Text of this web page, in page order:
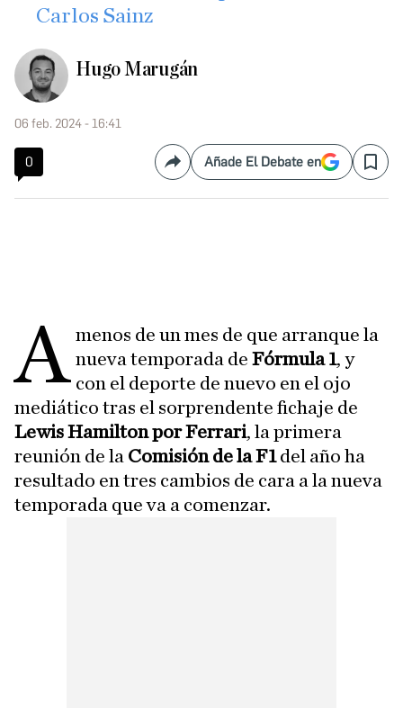
Carlos Sainz
Hugo Marugán
06 feb. 2024 - 16:41
0 CompartirAñade El Debate en Save
A menos de un mes de que arranque la
nueva temporada deFórmula 1, y
con el deporte de nuevo en el ojo
mediático tras el sorprendente fichaje de
Lewis Hamilton por Ferrari, la primera
reunión de la Comisión de la F1del año ha
resultado en tres cambios de cara a la nueva
temporada que va a comenzar.